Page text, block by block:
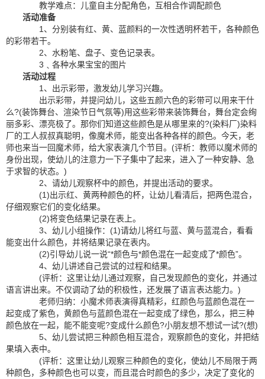
教学难点：儿童自主分配角色，互相合作调配颜色
活动准备
1、分别装有红、黄、蓝颜料的一次性透明杯若干，各种颜色
的彩带若干。
2、水粉笔、盘子、变色记录表。
3﹑各种水果宝宝的图片
活动过程
1、出示彩带，激发幼儿学习兴趣。
出示彩带，并提问幼儿，这些五颜六色的彩带可以用来干什
么?(装饰舞台、渲染节日气氛等)用这些彩带来装饰舞台，舞台定会绚
丽多彩、漂亮极了。那你们知道这些颜色是从哪里来的?(染料厂)染料
厂的工人叔叔真聪明，像魔术师，能变出各种各样的颜色。今天，老
师也来当一回魔术师，给大家表演几个节目。(评析：教师以魔术师的
身份出现，使幼儿的注意力一下子集中了起来，进入了一种安静、急
于求智的状态。)
2、请幼儿观察杯中的颜色，并提出活动的要求。
(1)出示红、黄两种颜色的杯，让幼儿看清后，把两色混合，
仔细观察它们的变化结果。
(2)将变色结果记录在表上。
3、幼儿小组操作：(1)请幼儿将红与蓝、黄与蓝混合，看看
能变出什么颜色，并将结果记录在表内。
(2)引导幼儿说一说“*颜色与*颜色混在一起变成了*颜色”。
4、幼儿讲述自己尝试的过程和结果。
(评析：这里让幼儿通过观察，自己发现颜色的变化，并通过
语言讲出来。不仅调动了幼的积极性，还发展了语言表达能力。)
老师归纳：小魔术师表演得真精彩，红颜色与蓝颜色混在一
起变成了紫色，黄颜色与蓝颜色混在一起变成了绿色，那么，把三种
颜色放在一起，能不能变呢?变成什么颜色?小朋友想不想试一试?(想)
5、幼儿尝试把三种颜色相互混合，观察颜色的变化，并把结
果填入表中。
(评析：这里让幼儿观察三种颜色的变化，使幼儿不局限于两
种颜色，多种颜色也可以变，而且混合时颜色的多少，决定了变化的